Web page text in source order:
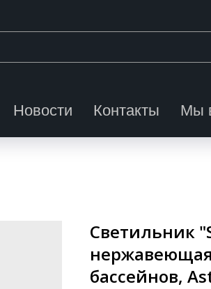
Новости Контакты Мы
Светильник
бассейнов,